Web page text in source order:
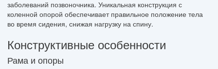
заболеваний позвоночника. Уникальная конструкция с
коленной опорой обеспечивает правильное положение тела
во время сидения, снижая нагрузку на спину.
Конструктивные особенности
Рама и опоры